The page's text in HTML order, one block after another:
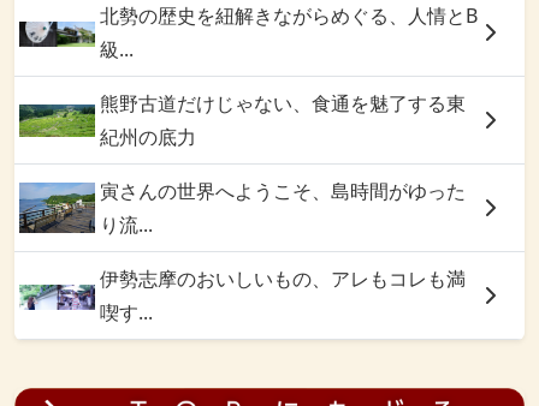
北勢の歴史を紐解きながらめぐる、人情とB
級...
熊野古道だけじゃない、食通を魅了する東
紀州の底力
寅さんの世界へようこそ、島時間がゆった
り流...
伊勢志摩のおいしいもの、アレもコレも満
喫す...